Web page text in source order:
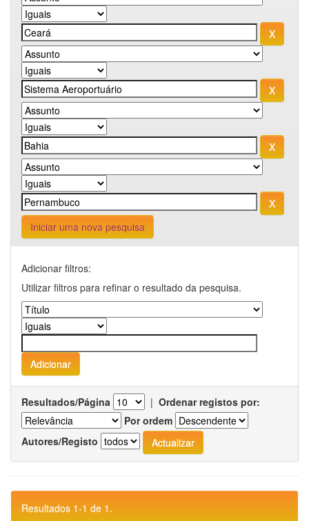
Iniciar uma nova pesquisa
Adicionar filtros:
Utilizar filtros para refinar o resultado da pesquisa.
Resultados/Página | Ordenar registos por:
Por ordem
Autores/Registo
Resultados 1-1 de 1.